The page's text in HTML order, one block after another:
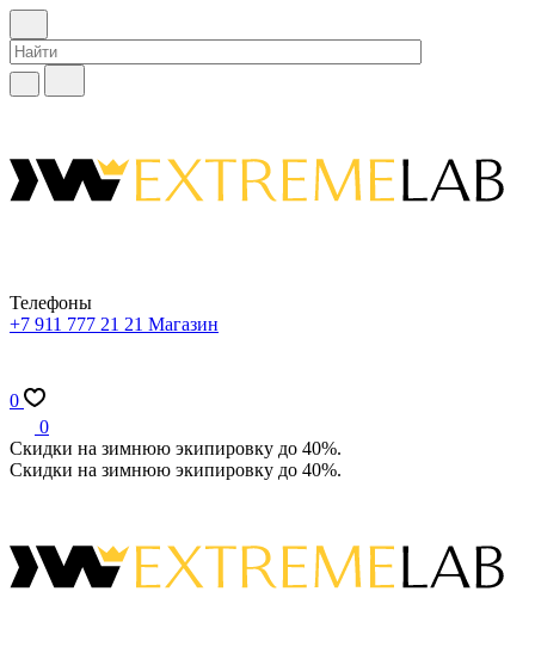
Телефоны
+7 911 777 21 21 Магазин
0
0
Скидки на зимнюю экипировку до 40%.
Скидки на зимнюю экипировку до 40%.